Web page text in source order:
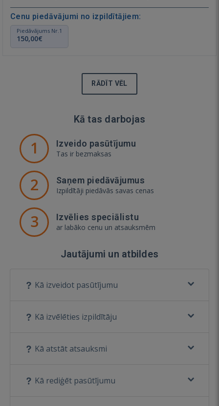
Cenu piedāvājumi no izpildītājiem:
Piedāvājums Nr.1
150,00€
RĀDĪT VĒL
Kā tas darbojas
1 Izveido pasūtījumu
Tas ir bezmaksas
2 Saņem piedāvājumus
Izpildītāji piedāvās savas cenas
3 Izvēlies speciālistu
ar labāko cenu un atsauksmēm
Jautājumi un atbildes
Kā izveidot pasūtījumu
Kā izvēlēties izpildītāju
Kā atstāt atsauksmi
Kā rediģēt pasūtījumu